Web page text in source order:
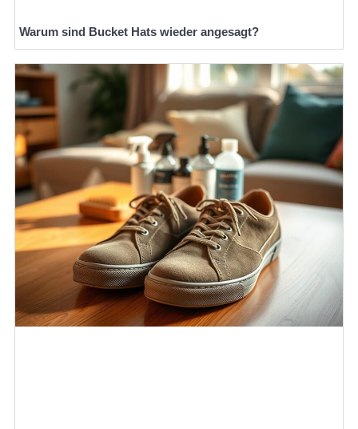
Warum sind Bucket Hats wieder angesagt?